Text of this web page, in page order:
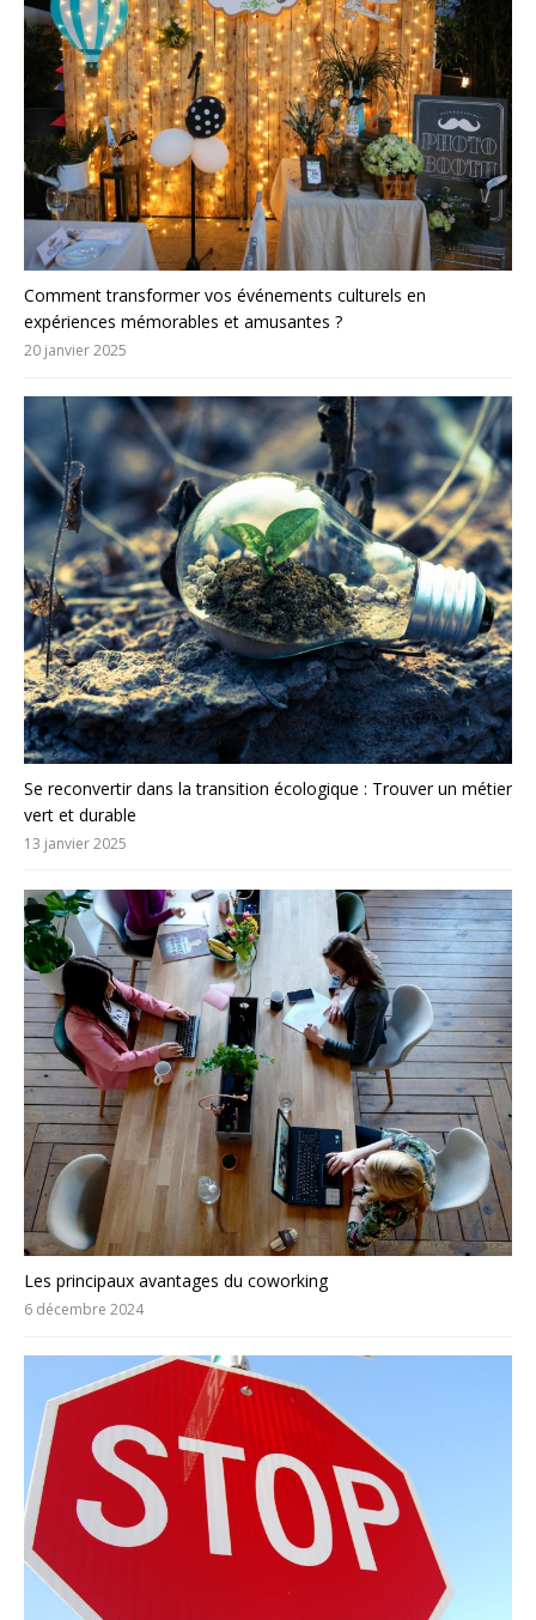
Comment transformer vos événements culturels en
expériences mémorables et amusantes ?
20 janvier 2025
Se reconvertir dans la transition écologique : Trouver un métier
vert et durable
13 janvier 2025
Les principaux avantages du coworking
6 décembre 2024